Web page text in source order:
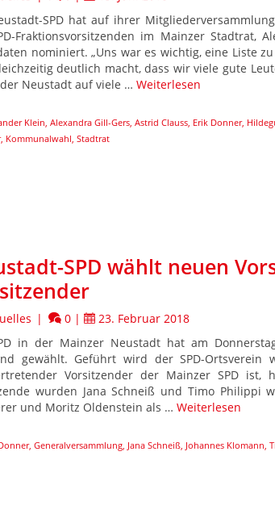
SPD hat auf ihrer
Fraktionsvorsitzenden im Mainzer Stadtrat,
nominiert. „Uns war es wichtig, eine Liste
deutlich macht, dass wir viele gute
Neustadt auf viele … Weiterlesen
Klein Alexandra Gill-Gers Astrid Clauss Erik Donner,
, Kommunalwahl Stadtrat
SPD wählt neuen
| 0 |
23. Februar 2018
in der Mainzer Neustadt hat am
gewählt. Geführt wird der SPD-
Vorsitzender der Mainzer SPD
wurden Jana Schneiß und Timo Philippi
und Moritz Oldenstein als … Weiterlesen
, Generalversammlung Jana Schneiß Johannes Klomann